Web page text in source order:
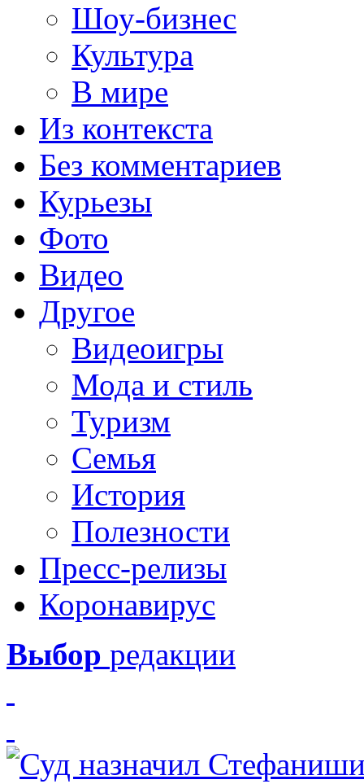
Шоу-бизнес
Культура
В мире
Из контекста
Без комментариев
Курьезы
Фото
Видео
Другое
Видеоигры
Мода и стиль
Туризм
Семья
История
Полезности
Пресс-релизы
Коронавирус
Выбор редакции